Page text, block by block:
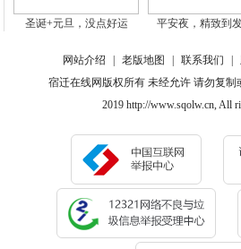
圣诞+元旦，没点好运 平安夜，精致到
网站介绍 老版地图 联系我们
宿迁在线网版权所有 未经允许 请勿复制
2019 http://www.sqolw.cn, All